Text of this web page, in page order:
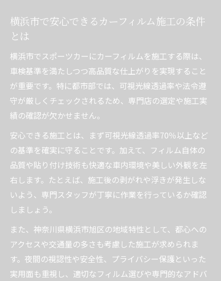
横浜市で安心できるカーフィルム施工の条件
とは
横浜市でスポーツカーにカーフィルムを施工する際は、
車検基準を満たしつつ高品質な仕上がりを実現すること
が重要です。特に都市部では、可視光線透過率や法令遵
守が厳しくチェックされるため、専門店の選定や施工実
績の確認が欠かせません。
安心できる施工とは、まず可視光線透過率70％以上など
の基準を確実に守ることです。加えて、フィルム自体の
品質や貼り付け技術も快適な車内環境や美しい外観を左
右します。たとえば、施工後の剥がれや浮きが発生しな
いよう、専門スタッフが丁寧に作業を行っているか確認
しましょう。
また、神奈川県横浜市旭区の地域特性として、都心への
アクセスや交通量の多さも考慮した施工が求められま
す。夜間の視認性や安全性、プライバシー保護といった
実用面も重視し、適切なフィルム選びや専門的なアドバ